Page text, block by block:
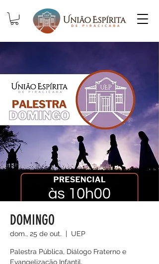
DOMINGO
dom., 25 de out.
  |
UEP
Palestra Pública, Diálogo Fraterno e
Evangelização Infantil.